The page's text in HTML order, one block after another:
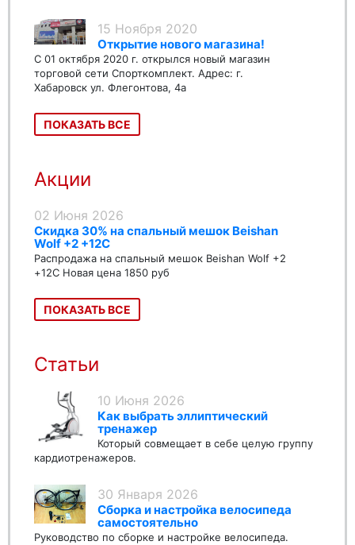
15 Ноября 2020
Открытие нового магазина!
С 01 октября 2020 г. открылся новый магазин
торговой сети Спорткомплект. Адрес: г.
Хабаровск ул. Флегонтова, 4а
ПОКАЗАТЬ ВСЕ
Акции
02 Июня 2026
Скидка 30% на спальный мешок Beishan
Wolf +2 +12C
Распродажа на спальный мешок Beishan Wolf +2
+12C Новая цена 1850 руб
ПОКАЗАТЬ ВСЕ
Статьи
10 Июня 2026
Как выбрать эллиптический
тренажер
Который совмещает в себе целую группу
кардиотренажеров.
30 Января 2026
Сборка и настройка велосипеда
самостоятельно
Руководство по сборке и настройке велосипеда.